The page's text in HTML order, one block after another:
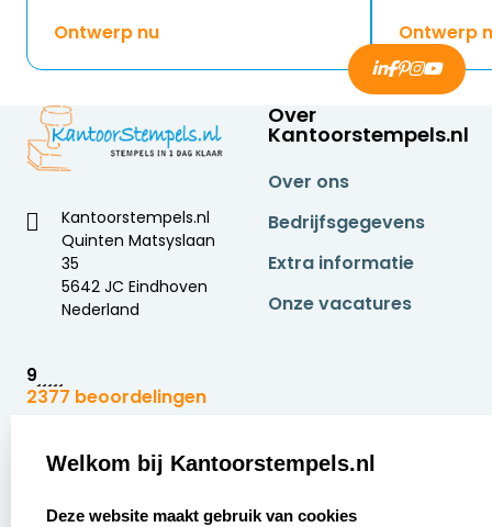
Ontwerp nu
Ontwerp
Kantoorstempels.nl
Quinten Matsyslaan
35
5642 JC Eindhoven
Nederland
9
2377 beoordelingen
Over
Kantoorstempels.nl
Over ons
Bedrijfsgegevens
Extra informatie
Onze vacatures
Zakelijk:
Aanvraag op maat
Klantenservice:
Contact opnemen
Welkom bij Kantoorstempels.nl
Deze website maakt gebruik van cookies